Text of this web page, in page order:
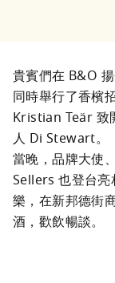
貴賓們在 B&O
同時舉行了香檳
Kristian Teär 致
人 Di Stewart。
當晚，品牌大使
Sellers 也登台
樂，在新邦德街
酒，歡飲暢談。